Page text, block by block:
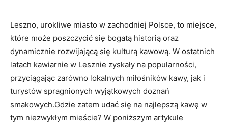
Leszno, urokliwe miasto w zachodniej Polsce, to miejsce,
które może poszczycić się bogatą historią oraz
dynamicznie rozwijającą się kulturą kawową. W ostatnich
latach kawiarnie w Lesznie zyskały na popularności,
przyciągając zarówno lokalnych miłośników kawy, jak i
turystów spragnionych wyjątkowych doznań
smakowych.Gdzie zatem udać się na najlepszą kawę w
tym niezwykłym mieście? W poniższym artykule